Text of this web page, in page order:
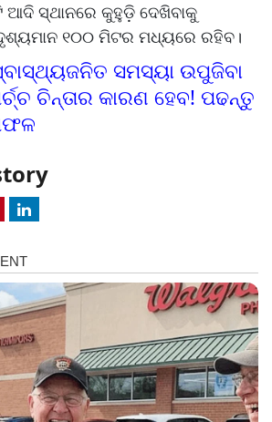
ସ୍ଥାନରେ କୁହୁଡ଼ି ଦେଖିବାକୁ
୧୦୦ ମିଟର ମଧ୍ୟରେ ରହିବ।
ସମସ୍ୟା ଉପୁଜିବା
ଚିନ୍ତାର କାରଣ ହେବ! ପଢନ୍ତୁ